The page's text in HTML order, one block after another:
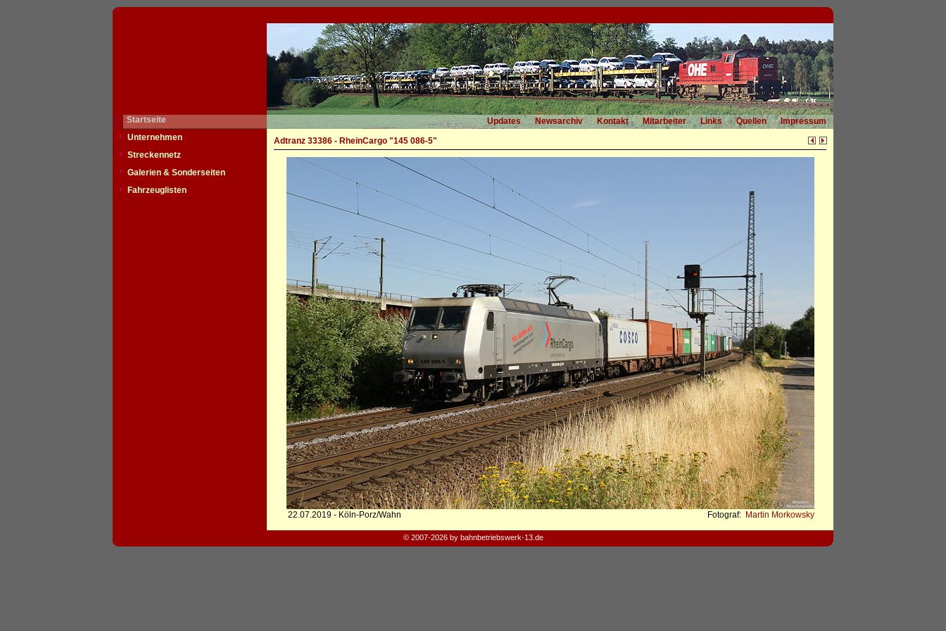
Startseite Updates Newsarchiv Kontakt Mitarbeiter Links Quellen
Impressum
Unternehmen
Streckennetz
Galerien & Sonderseiten
Fahrzeuglisten
Adtranz 33386 - RheinCargo "145 086-5"
22.07.2019 - Köln-Porz/Wahn Fotograf: Martin Morkowsky
© 2007-2026 by bahnbetriebswerk-13.de